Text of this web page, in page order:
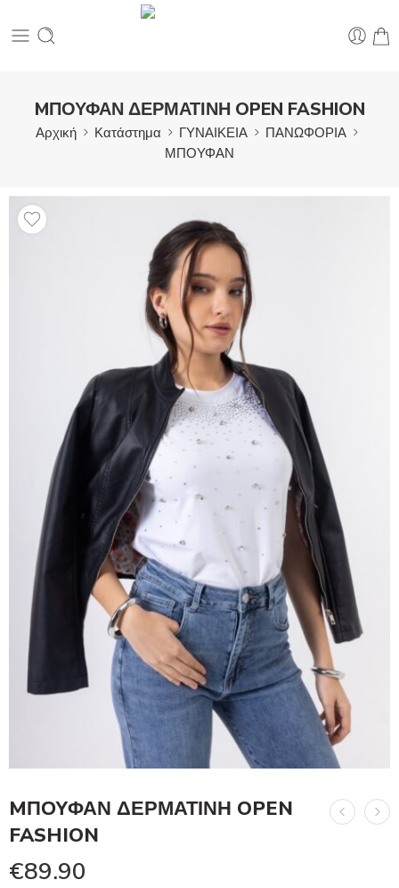
MΠΟΥΦΑΝ ΔΕΡΜΑΤΙΝΗ OPEN FASHION
Αρχική Κατάστημα ΓΥΝΑΙΚΕΙΑ
ΠΑΝΩΦΟΡΙΑ
ΜΠΟΥΦΑΝ
MΠΟΥΦΑΝ ΔΕΡΜΑΤΙΝΗ OPEN
FASHION
€89.90